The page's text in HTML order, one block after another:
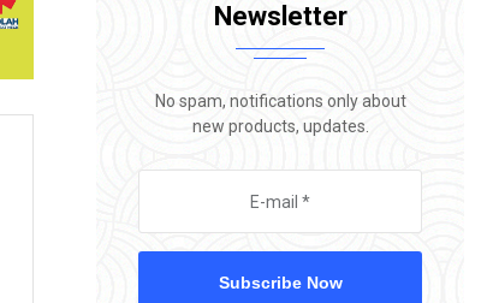
Newsletter
No spam, notifications only about
new products, updates.
Subscribe Now